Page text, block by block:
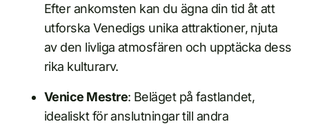
Efter ankomsten kan du ägna din tid åt att
utforska Venedigs unika attraktioner, njuta
av den livliga atmosfären och upptäcka dess
rika kulturarv.
Venice Mestre: Beläget på fastlandet,
idealiskt för anslutningar till andra